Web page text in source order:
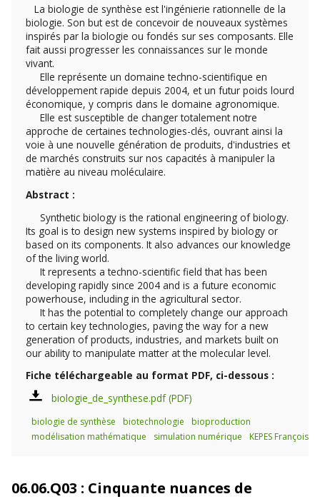
La biologie de synthèse est l'ingénierie rationnelle de la
biologie. Son but est de concevoir de nouveaux systèmes
inspirés par la biologie ou fondés sur ses composants. Elle
fait aussi progresser les connaissances sur le monde
vivant.
Elle représente un domaine techno-scientifique en
développement rapide depuis 2004, et un futur poids lourd
économique, y compris dans le domaine agronomique.
Elle est susceptible de changer totalement notre
approche de certaines technologies-clés, ouvrant ainsi la
voie à une nouvelle génération de produits, d'industries et
de marchés construits sur nos capacités à manipuler la
matière au niveau moléculaire.
Abstract :
Synthetic biology is the rational engineering of biology.
Its goal is to design new systems inspired by biology or
based on its components. It also advances our knowledge
of the living world.
It represents a techno-scientific field that has been
developing rapidly since 2004 and is a future economic
powerhouse, including in the agricultural sector.
It has the potential to completely change our approach
to certain key technologies, paving the way for a new
generation of products, industries, and markets built on
our ability to manipulate matter at the molecular level.
Fiche téléchargeable au format PDF, ci-dessous :
biologie_de_synthese.pdf
biologie de synthèse biotechnologie
bioproduction
modélisation mathématique
simulation numérique KEPES François
06.06.Q03 : Cinquante nuances de